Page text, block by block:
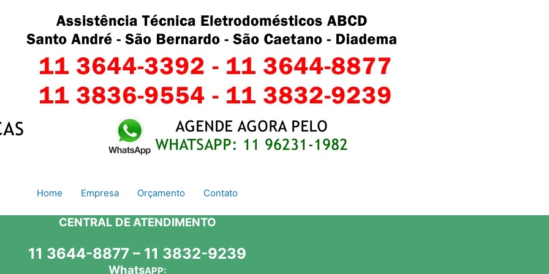
Home Empresa Orçamento Contato
CENTRAL DE ATENDIMENTO
11 3644-8877 – 11 3832-9239
WhatsAPP: